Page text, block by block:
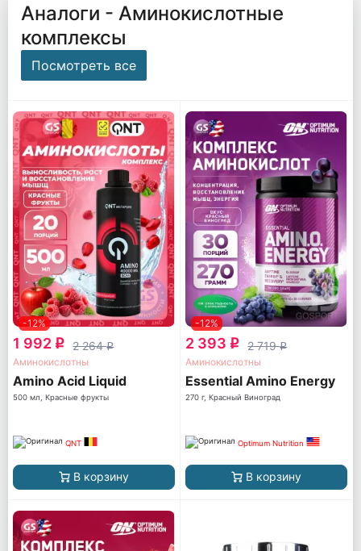
Аналоги - Аминокислотные
комплексы
Посмотреть все
-12%
1 992 q 2 264q
Аминокислотны
Amino Acid Liquid
500 мл, Красные фрукты
QNT
В корзину
-12%
2 393 q 2 719q
Аминокислотны
Essential Amino Energy
270 г, Красный Виноград
Optimum Nutrition
В корзину